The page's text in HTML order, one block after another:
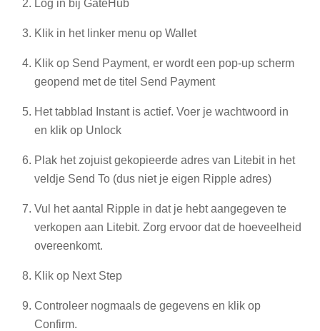
Log in bij GateHub
Klik in het linker menu op Wallet
Klik op Send Payment, er wordt een pop-up scherm
geopend met de titel Send Payment
Het tabblad Instant is actief. Voer je wachtwoord in
en klik op Unlock
Plak het zojuist gekopieerde adres van Litebit in het
veldje Send To (dus niet je eigen Ripple adres)
Vul het aantal Ripple in dat je hebt aangegeven te
verkopen aan Litebit. Zorg ervoor dat de hoeveelheid
overeenkomt.
Klik op Next Step
Controleer nogmaals de gegevens en klik op
Confirm.